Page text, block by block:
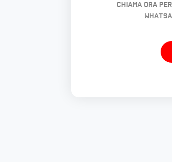
Chiama ora